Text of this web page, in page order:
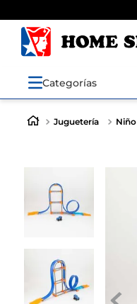
Categorías
Juguetería Niño